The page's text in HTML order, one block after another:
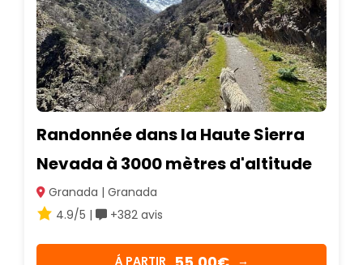
Randonnée dans la Haute Sierra
Nevada à 3000 mètres d'altitude
Granada | Granada
4.9/5 |
+382 avis
Á PARTIR →